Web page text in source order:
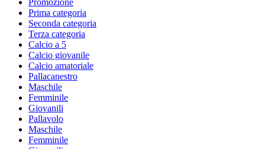
Promozione
Prima categoria
Seconda categoria
Terza categoria
Calcio a 5
Calcio giovanile
Calcio amatoriale
Pallacanestro
Maschile
Femminile
Giovanili
Pallavolo
Maschile
Femminile